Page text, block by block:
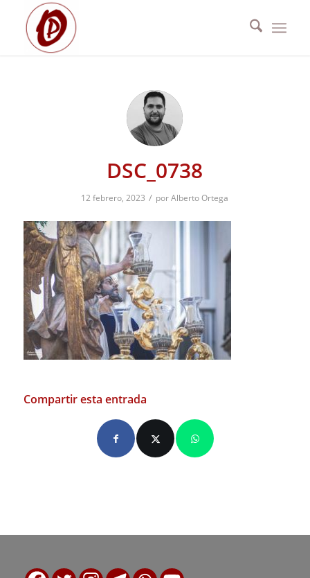
DSC_0738
12 febrero, 2023 / porAlberto Ortega
Compartir esta entrada